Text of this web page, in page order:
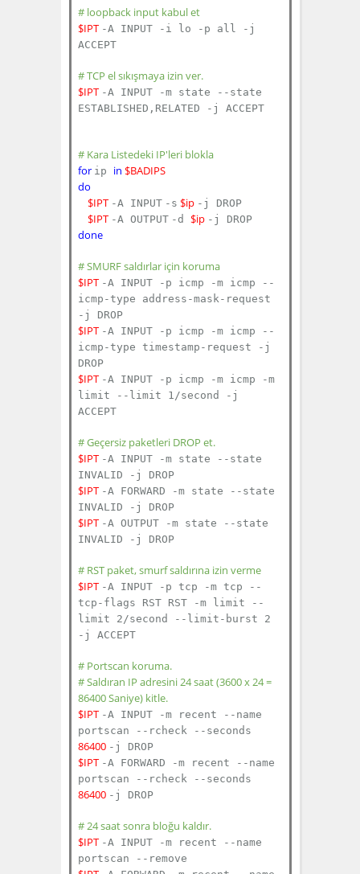
# loopback input kabul et
$IPT -A INPUT -i lo -p all -j
ACCEPT
# TCP el sıkışmaya izin ver.
$IPT -A INPUT -m state --state
ESTABLISHED,RELATED -j ACCEPT
# Kara Listedeki IP'leri blokla
for ip in $BADIPS
do
$IPT -A INPUT -s $ip -j DROP
$IPT -A OUTPUT -d $ip -j DROP
done
# SMURF saldırlar için koruma
$IPT -A INPUT -p icmp -m icmp --
icmp-type address-mask-request
-j DROP
$IPT -A INPUT -p icmp -m icmp --
icmp-type timestamp-request -j
DROP
$IPT -A INPUT -p icmp -m icmp -m
limit --limit 1/second -j
ACCEPT
# Geçersiz paketleri DROP et.
$IPT -A INPUT -m state --state
INVALID -j DROP
$IPT -A FORWARD -m state --state
INVALID -j DROP
$IPT -A OUTPUT -m state --state
INVALID -j DROP
# RST paket, smurf saldırına izin verme
$IPT -A INPUT -p tcp -m tcp --
tcp-flags RST RST -m limit --
limit 2/second --limit-burst 2
-j ACCEPT
# Portscan koruma.
# Saldıran IP adresini 24 saat (3600 x 24 =
86400 Saniye) kitle.
$IPT -A INPUT -m recent --name
portscan --rcheck --seconds
86400 -j DROP
$IPT -A FORWARD -m recent --name
portscan --rcheck --seconds
86400 -j DROP
# 24 saat sonra bloğu kaldır.
$IPT -A INPUT -m recent --name
portscan --remove